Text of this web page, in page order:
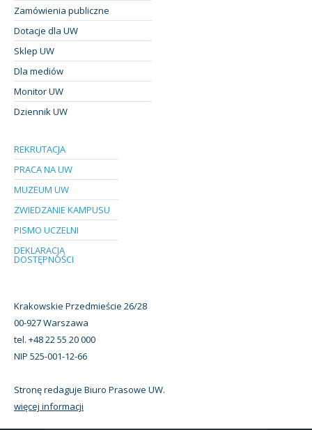
Zamówienia publiczne
Dotacje dla UW
Sklep UW
Dla mediów
Monitor UW
Dziennik UW
REKRUTACJA
PRACA NA UW
MUZEUM UW
ZWIEDZANIE KAMPUSU
PISMO UCZELNI
DEKLARACJA
DOSTĘPNOŚCI
Krakowskie Przedmieście 26/28
00-927 Warszawa
tel. +48 22 55 20 000
NIP 525-001-12-66
Stronę redaguje Biuro Prasowe UW.
więcej informacji